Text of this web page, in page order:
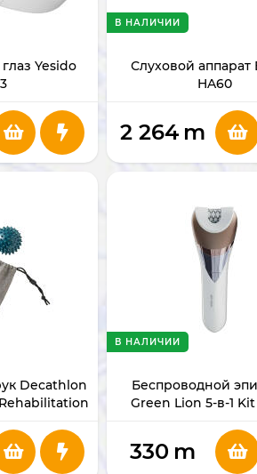
Yesido
Слуховой аппарат
HA60
В НАЛИЧИИ
2 264 m
Decathlon
Беспроводной
Green Lion 5-в-1
В НАЛИЧИИ
330 m